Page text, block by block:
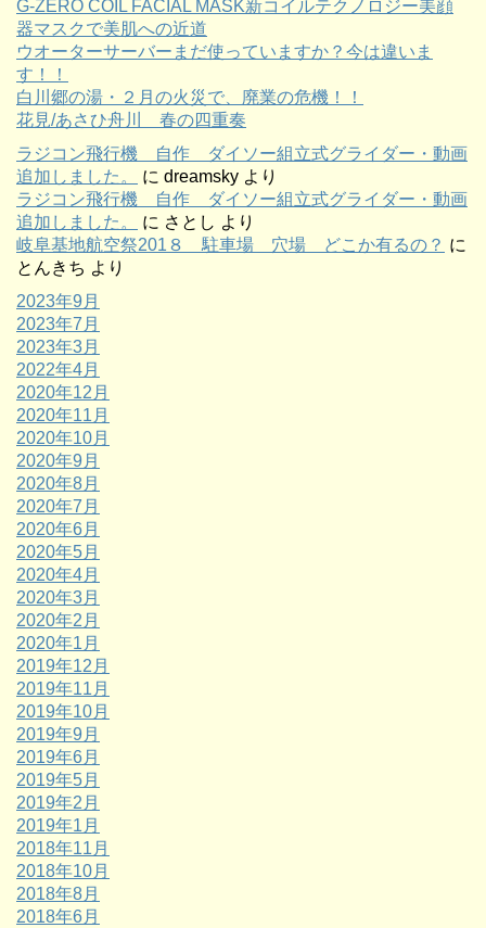
G-ZERO COIL FACIAL MASK新コイルテクノロジー美顔
器マスクで美肌への近道
ウオーターサーバーまだ使っていますか？今は違いま
す！！
白川郷の湯・２月の火災で、廃業の危機！！
花見/あさひ舟川 春の四重奏
ラジコン飛行機 自作 ダイソー組立式グライダー・動画
追加しました。
に dreamsky より
ラジコン飛行機 自作 ダイソー組立式グライダー・動画
追加しました。
に さとし より
岐阜基地航空祭201８ 駐車場 穴場 どこか有るの？ に
とんきち より
2023年9月
2023年7月
2023年3月
2022年4月
2020年12月
2020年11月
2020年10月
2020年9月
2020年8月
2020年7月
2020年6月
2020年5月
2020年4月
2020年3月
2020年2月
2020年1月
2019年12月
2019年11月
2019年10月
2019年9月
2019年6月
2019年5月
2019年2月
2019年1月
2018年11月
2018年10月
2018年8月
2018年6月